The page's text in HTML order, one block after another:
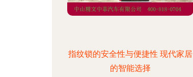
指纹锁的安全性与便捷性 现代家居
的智能选择